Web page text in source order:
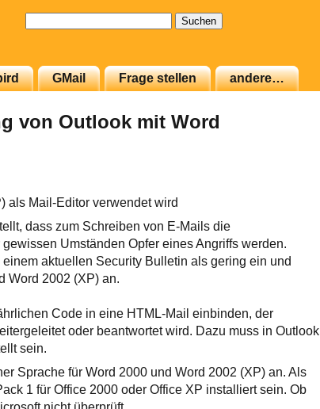
GMail Frage stellen andere…
von Outlook mit Word
als Mail-Editor verwendet wird
dass zum Schreiben von E-Mails die
Umständen Opfer eines Angriffs werden.
aktuellen Security Bulletin als gering ein und
Word 2002 (XP) an.
Code in eine HTML-Mail einbinden, der
oder beantwortet wird. Dazu muss in Outlook
sein.
Sprache für Word 2000 und Word 2002 (XP) an. Als
1 für Office 2000 oder Office XP installiert sein. Ob